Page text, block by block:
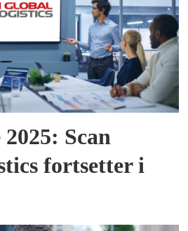
Scan
fortsetter i